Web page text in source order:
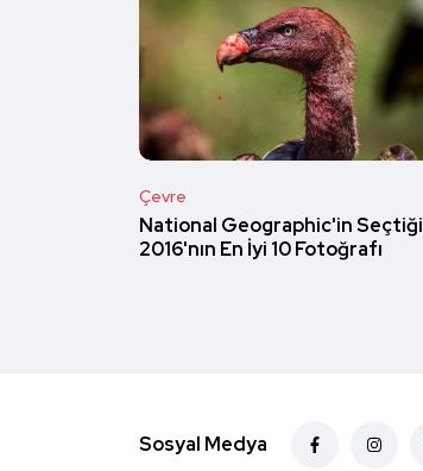
Çevre
National Geographic'in Seçtiği
2016'nın En İyi 10 Fotoğrafı
Sosyal Medya